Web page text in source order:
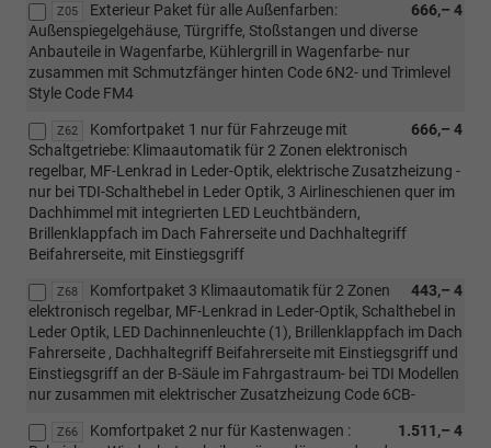
Z05 666,– 4
Exterieur Paket für alle Außenfarben:
Außenspiegelgehäuse, Türgriffe, Stoßstangen und diverse
Anbauteile in Wagenfarbe, Kühlergrill in Wagenfarbe- nur
zusammen mit Schmutzfänger hinten Code 6N2- und Trimlevel
Style Code FM4
Z62 666,– 4
Komfortpaket 1 nur für Fahrzeuge mit
Schaltgetriebe: Klimaautomatik für 2 Zonen elektronisch
regelbar, MF-Lenkrad in Leder-Optik, elektrische Zusatzheizung -
nur bei TDI-Schalthebel in Leder Optik, 3 Airlineschienen quer im
Dachhimmel mit integrierten LED Leuchtbändern,
Brillenklappfach im Dach Fahrerseite und Dachhaltegriff
Beifahrerseite, mit Einstiegsgriff
Z68 443,– 4
Komfortpaket 3 Klimaautomatik für 2 Zonen
elektronisch regelbar, MF-Lenkrad in Leder-Optik, Schalthebel in
Leder Optik, LED Dachinnenleuchte (1), Brillenklappfach im Dach
Fahrerseite , Dachhaltegriff Beifahrerseite mit Einstiegsgriff und
Einstiegsgriff an der B-Säule im Fahrgastraum- bei TDI Modellen
nur zusammen mit elektrischer Zusatzheizung Code 6CB-
Z66 1.511,– 4
Komfortpaket 2 nur für Kastenwagen :